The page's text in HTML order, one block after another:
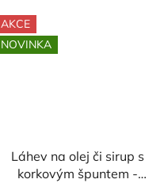
AKCE
NOVINKA
Láhev na olej či sirup s
korkovým špuntem -